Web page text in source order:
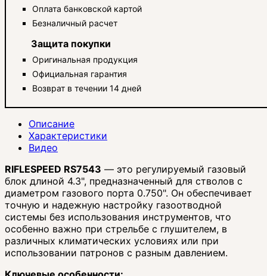
Оплата банковской картой
Безналичный расчет
Защита покупки
Оригинальная продукция
Официальная гарантия
Возврат в течении 14 дней
Описание
Характеристики
Видео
RIFLESPEED RS7543 — это регулируемый газовый
блок длиной 4.3", предназначенный для стволов с
диаметром газового порта 0.750". Он обеспечивает
точную и надежную настройку газоотводной
системы без использования инструментов, что
особенно важно при стрельбе с глушителем, в
различных климатических условиях или при
использовании патронов с разным давлением.